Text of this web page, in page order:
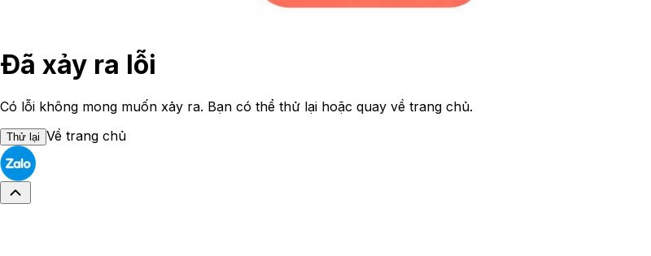
Đã xảy ra lỗi
Có lỗi không mong muốn xảy ra. Bạn có thể thử lại hoặc quay về trang chủ.
Thử lại Về trang chủ